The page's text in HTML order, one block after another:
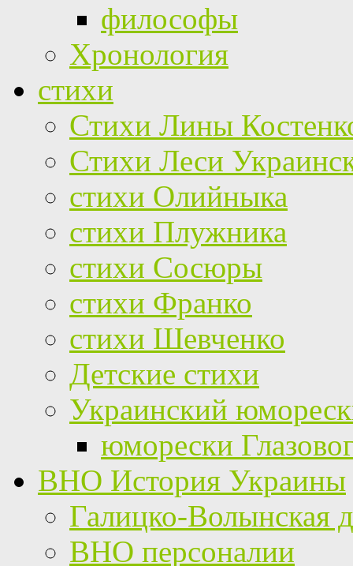
философы
Хронология
стихи
Стихи Лины
Стихи Леси
стихи Олийныка
стихи Плужника
стихи Сосюры
стихи Франко
стихи Шевченко
Детские стихи
Украинский
юморески
ВНО История Украины
Галицко-Волынская
ВНО персоналии